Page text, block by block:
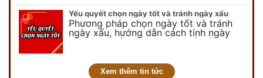
nói đến ngày không vong…
Yếu quyết chọn ngày tốt và tránh ngày xấu
Phương pháp chọn ngày tốt và tránh
ngày xấu, hướng dẫn cách tính ngày
tốt, ngày xấu trong tháng để tiến hành
Xem thêm tin tức